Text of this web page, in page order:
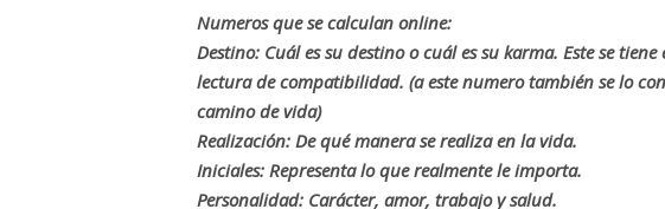
Numeros que se calculan online:
Destino: Cuál es su destino o cuál es su karma. Este se
lectura de compatibilidad. (a este numero también se lo
camino de vida)
Realización: De qué manera se realiza en la vida.
Iniciales: Representa lo que realmente le importa.
Personalidad: Carácter, amor, trabajo y salud.